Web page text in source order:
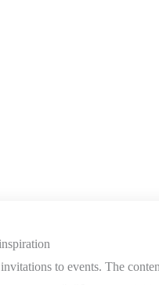
to events. The